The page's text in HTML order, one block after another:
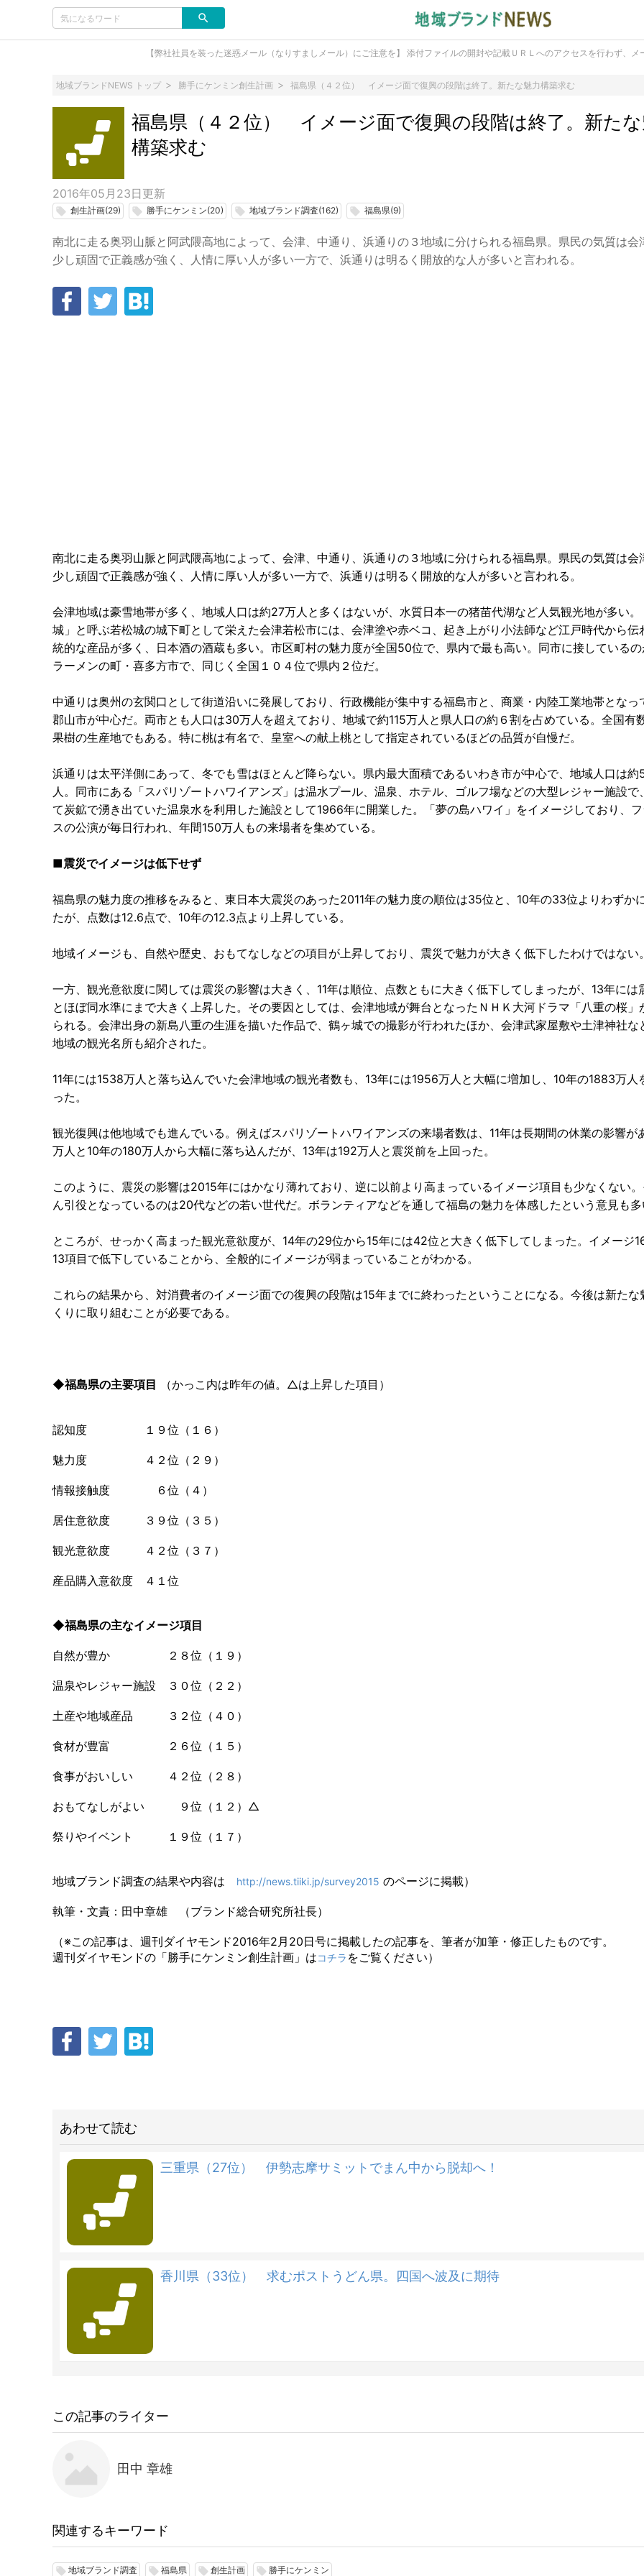
【弊社社員を装った迷惑メール（なりすましメール）にご注意を】 添付ファイルの開封や記載ＵＲＬへのアクセスを行わず、
地域ブランドNEWS トップ 勝手にケンミン創生計画 福島県（４２位） イメージ面で復興の段階は終了。新たな魅力構築求む
福島県（４２位） イメージ面で復興の段階は終了。新た
構築求む
2016年05月23日 更新
local_offer 創生計画(29) local_offer 勝手にケンミン(20) local_offer 地域ブランド調査(162) local_offer 福島県(9)
南北に走る奥羽山脈と阿武隈高地によって、会津、中通り、浜通りの３地域に分けられる福島県。県民の気質は会
少し頑固で正義感が強く、人情に厚い人が多い一方で、浜通りは明るく開放的な人が多いと言われる。
南北に走る奥羽山脈と阿武隈高地によって、会津、中通り、浜通りの３地域に分けられる福島県。県民の気質は会
少し頑固で正義感が強く、人情に厚い人が多い一方で、浜通りは明るく開放的な人が多いと言われる。
会津地域は豪雪地帯が多く、地域人口は約27万人と多くはないが、水質日本一の猪苗代湖など人気観光地が多い
城」と呼ぶ若松城の城下町として栄えた会津若松市には、会津塗や赤ベコ、起き上がり小法師など江戸時代から伝
統的な産品が多く、日本酒の酒蔵も多い。市区町村の魅力度が全国50位で、県内で最も高い。同市に接している
ラーメンの町・喜多方市で、同じく全国１０４位で県内２位だ。
中通りは奥州の玄関口として街道沿いに発展しており、行政機能が集中する福島市と、商業・内陸工業地帯となっ
郡山市が中心だ。両市とも人口は30万人を超えており、地域で約115万人と県人口の約６割を占めている。全国有
果樹の生産地でもある。特に桃は有名で、皇室への献上桃として指定されているほどの品質が自慢だ。
浜通りは太平洋側にあって、冬でも雪はほとんど降らない。県内最大面積であるいわき市が中心で、地域人口は約
人。同市にある「スパリゾートハワイアンズ」は温水プール、温泉、ホテル、ゴルフ場などの大型レジャー施設で
て炭鉱で湧き出ていた温泉水を利用した施設として1966年に開業した。「夢の島ハワイ」をイメージしており、
スの公演が毎日行われ、年間150万人もの来場者を集めている。
■震災でイメージは低下せず
福島県の魅力度の推移をみると、東日本大震災のあった2011年の魅力度の順位は35位と、10年の33位よりわずか
たが、点数は12.6点で、10年の12.3点より上昇している。
地域イメージも、自然や歴史、おもてなしなどの項目が上昇しており、震災で魅力が大きく低下したわけではない
一方、観光意欲度に関しては震災の影響は大きく、11年は順位、点数ともに大きく低下してしまったが、13年には
とほぼ同水準にまで大きく上昇した。その要因としては、会津地域が舞台となったＮＨＫ大河ドラマ「八重の桜」
られる。会津出身の新島八重の生涯を描いた作品で、鶴ヶ城での撮影が行われたほか、会津武家屋敷や土津神社な
地域の観光名所も紹介された。
11年には1538万人と落ち込んでいた会津地域の観光者数も、13年には1956万人と大幅に増加し、10年の1883万人
った。
観光復興は他地域でも進んでいる。例えばスパリゾートハワイアンズの来場者数は、11年は長期間の休業の影響が
万人と10年の180万人から大幅に落ち込んだが、13年は192万人と震災前を上回った。
このように、震災の影響は2015年にはかなり薄れており、逆に以前より高まっているイメージ項目も少なくない
ん引役となっているのは20代などの若い世代だ。ボランティアなどを通して福島の魅力を体感したという意見も
ところが、せっかく高まった観光意欲度が、14年の29位から15年には42位と大きく低下してしまった。イメージ
13項目で低下していることから、全般的にイメージが弱まっていることがわかる。
これらの結果から、対消費者のイメージ面での復興の段階は15年までに終わったということになる。今後は新たな
くりに取り組むことが必要である。
◆福島県の主要項目 （かっこ内は昨年の値。△は上昇した項目）
認知度 １９位（１６）
魅力度 ４２位（２９）
情報接触度 ６位（４）
居住意欲度 ３９位（３５）
観光意欲度 ４２位（３７）
産品購入意欲度 ４１位
◆福島県の主なイメージ項目
自然が豊か ２８位（１９）
温泉やレジャー施設 ３０位（２２）
土産や地域産品 ３２位（４０）
食材が豊富 ２６位（１５）
食事がおいしい ４２位（２８）
おもてなしがよい ９位（１２）△
祭りやイベント １９位（１７）
地域ブランド調査の結果や内容は http://news.tiiki.jp/survey2015 のページに掲載）
執筆・文責：田中章雄 （ブランド総合研究所社長）
（※この記事は、週刊ダイヤモンド2016年2月20日号に掲載したの記事を、筆者が加筆・修正したものです。
週刊ダイヤモンドの「勝手にケンミン創生計画」はコチラ をご覧ください）
あわせて読む
三重県（27位） 伊勢志摩サミットでまん中から脱却へ！
香川県（33位） 求むポストうどん県。四国へ波及に期待
この記事のライター
田中 章雄
関連するキーワード
local_offer 地域ブランド調査 local_offer 福島県 local_offer 創生計画 local_offer 勝手にケンミン